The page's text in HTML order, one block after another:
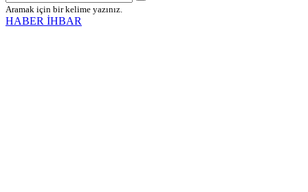
Aramak için bir kelime yazınız.
HABER İHBAR